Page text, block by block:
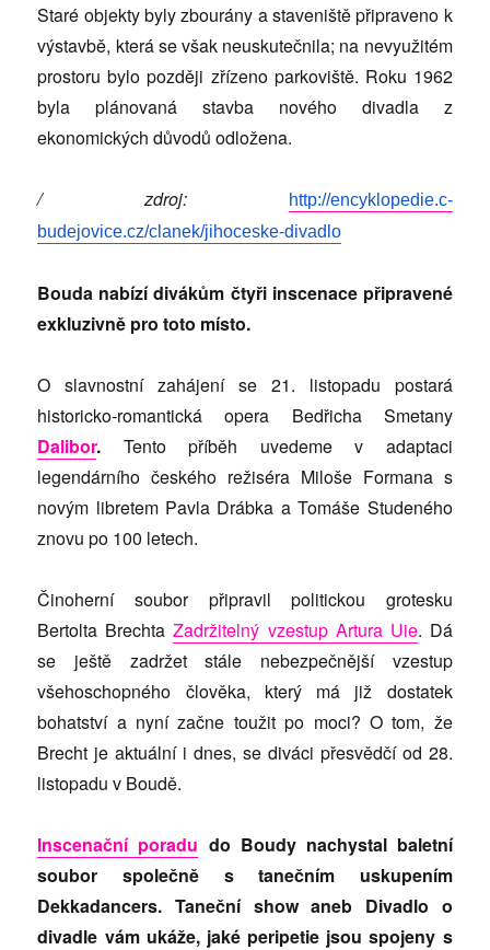
Staré objekty byly zbourány a staveniště připraveno k
výstavbě, která se však neuskutečnila; na nevyužitém
prostoru bylo později zřízeno parkoviště. Roku 1962
byla plánovaná stavba nového divadla z
ekonomických důvodů odložena.
/ zdroj:
http://encyklopedie.c-
budejovice.cz/clanek/jihoceske-divadlo
Bouda nabízí divákům čtyři inscenace připravené
exkluzivně pro toto místo.
O slavnostní zahájení se 21. listopadu postará
historicko-romantická opera Bedřicha Smetany
Dalibor. Tento příběh uvedeme v adaptaci
legendárního českého režiséra Miloše Formana s
novým libretem Pavla Drábka a Tomáše Studeného
znovu po 100 letech.
Činoherní soubor připravil politickou grotesku
Bertolta BrechtaZadržitelný vzestup Artura Uie. Dá
se ještě zadržet stále nebezpečnější vzestup
všehoschopného člověka, který má již dostatek
bohatství a nyní začne toužit po moci? O tom, že
Brecht je aktuální i dnes, se diváci přesvědčí od 28.
listopadu v Boudě.
Inscenační poradu do Boudy nachystal baletní
soubor společně s tanečním uskupením
Dekkadancers. Taneční show aneb Divadlo o
divadle vám ukáže, jaké peripetie jsou spojeny s